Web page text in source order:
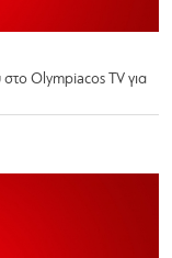
Olympiacos TV για